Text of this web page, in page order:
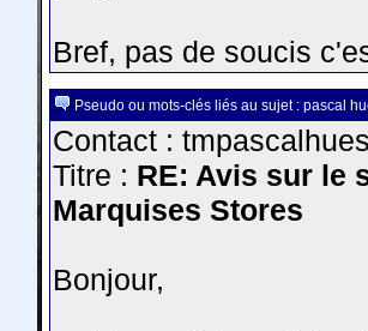
Bref, pas de soucis
Pseudo ou mots-clés liés au sujet : pascal
Contact :
Titre : RE: Avis sur le
Marquises Stores
Bonjour,